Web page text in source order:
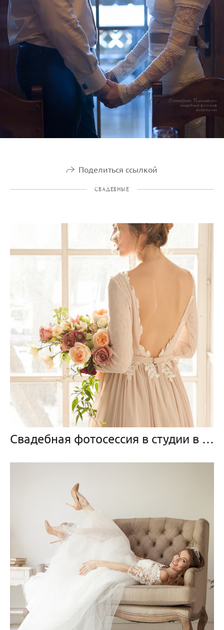
Поделиться ссылкой
СВАДЕБНЫЕ
Свадебная фотосессия в студии в Москве